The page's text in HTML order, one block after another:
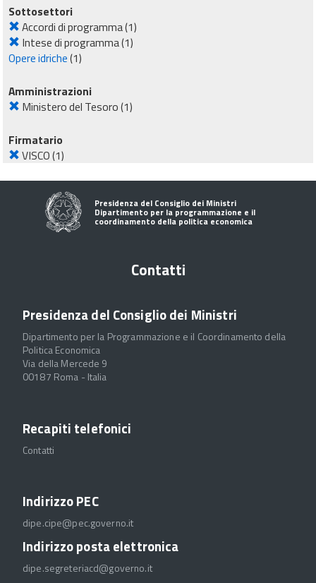
Sottosettori
Accordi di programma(1)
Intese di programma(1)
Opere idriche(1)
Amministrazioni
Ministero del Tesoro(1)
Firmatario
VISCO(1)
Presidenza del Consiglio dei Ministri
Dipartimento per la programmazione e il
coordinamento della politica economica
Contatti
Presidenza del Consiglio dei Ministri
Dipartimento per la Programmazione e il Coordinamento della
Politica Economica
Via della Mercede 9
00187 Roma - Italia
Recapiti telefonici
Contatti
Indirizzo PEC
dipe.cipe@pec.governo.it
Indirizzo posta elettronica
dipe.segreteriacd@governo.it